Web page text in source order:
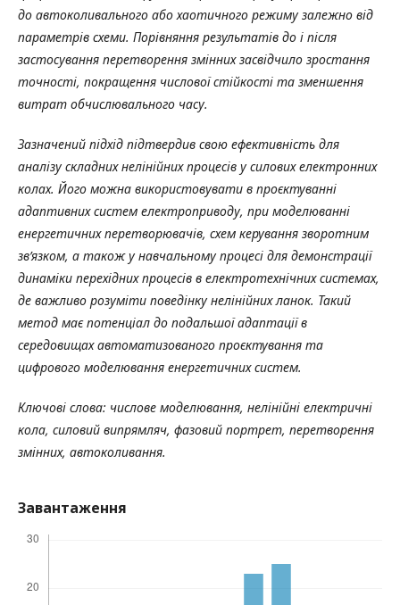
до автоколивального або хаотичного режиму залежно від
параметрів схеми. Порівняння результатів до і після
застосування перетворення змінних засвідчило зростання
точності, покращення числової стійкості та зменшення
витрат обчислювального часу.
Зазначений підхід підтвердив свою ефективність для
аналізу складних нелінійних процесів у силових електронних
колах. Його можна використовувати в проєктуванні
адаптивних систем електроприводу, при моделюванні
енергетичних перетворювачів, схем керування зворотним
зв’язком, а також у навчальному процесі для демонстрації
динаміки перехідних процесів в електротехнічних системах,
де важливо розуміти поведінку нелінійних ланок. Такий
метод має потенціал до подальшої адаптації в
середовищах автоматизованого проєктування та
цифрового моделювання енергетичних систем.
Ключові слова: числове моделювання, нелінійні електричні
кола, силовий випрямляч, фазовий портрет, перетворення
змінних, автоколивання.
Завантаження